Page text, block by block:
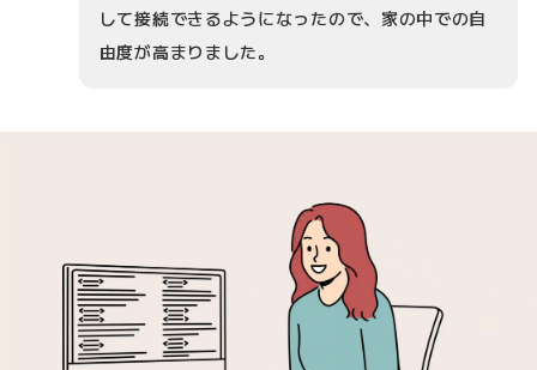
して接続できるようになったので、家の中での自
由度が高まりました。